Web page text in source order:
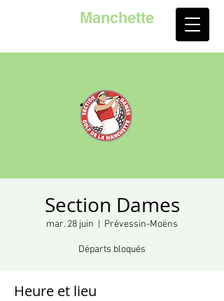
Manchette
Section Dames
mar. 28 juin Prévessin-Moëns
Départs bloqués
Heure et lieu